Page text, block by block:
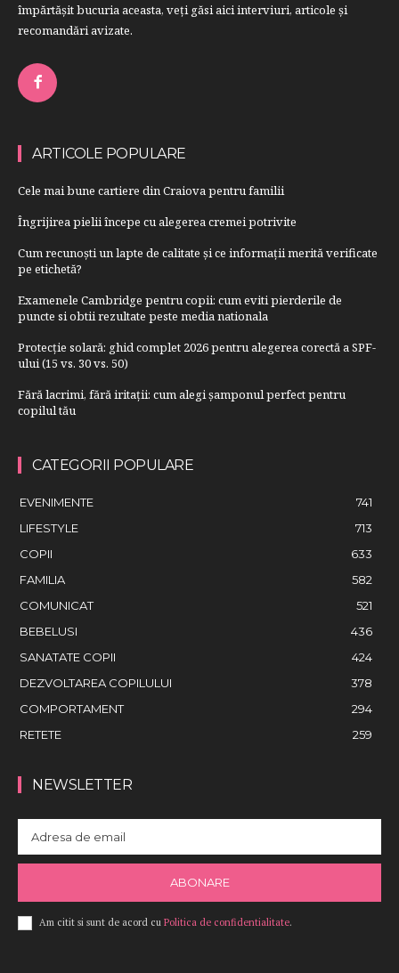
împărtăşit bucuria aceasta, veți găsi aici interviuri, articole şi
recomandări avizate.
ARTICOLE POPULARE
Cele mai bune cartiere din Craiova pentru familii
Îngrijirea pielii începe cu alegerea cremei potrivite
Cum recunoști un lapte de calitate și ce informații merită verificate
pe etichetă?
Examenele Cambridge pentru copii: cum eviti pierderile de
puncte si obtii rezultate peste media nationala
Protecție solară: ghid complet 2026 pentru alegerea corectă a SPF-
ului (15 vs. 30 vs. 50)
Fără lacrimi, fără iritații: cum alegi șamponul perfect pentru
copilul tău
CATEGORII POPULARE
EVENIMENTE
741
LIFESTYLE
713
COPII
633
FAMILIA
582
COMUNICAT
521
BEBELUSI
436
SANATATE COPII
424
DEZVOLTAREA COPILULUI
378
COMPORTAMENT
294
RETETE
259
NEWSLETTER
ABONARE
Am citit si sunt de acord cu Politica de confidentialitate.